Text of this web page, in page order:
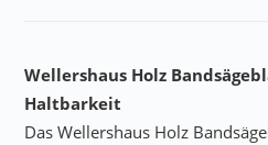
Wellershaus Holz
Haltbarkeit
Das Wellershaus Holz